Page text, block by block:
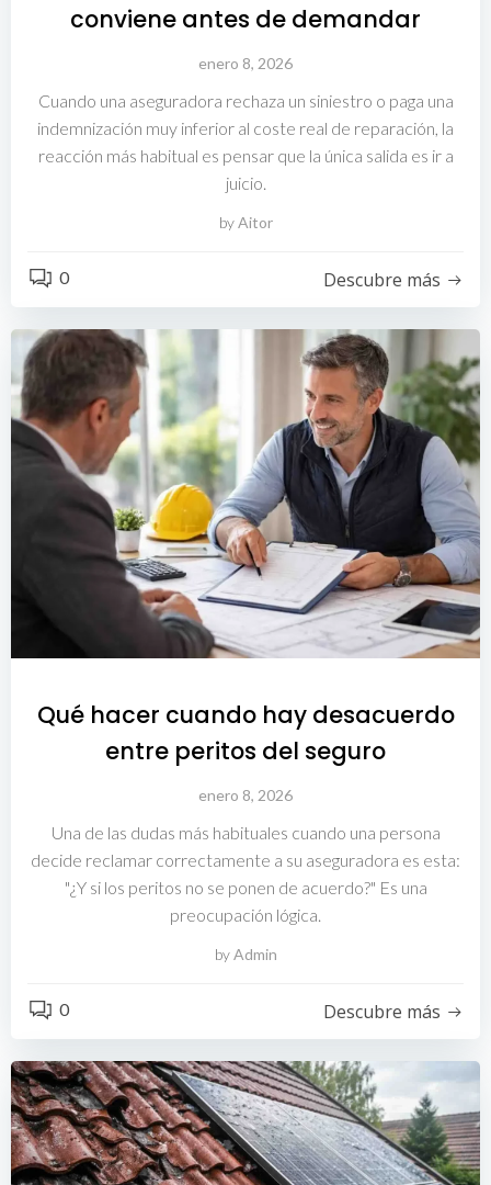
conviene antes de demandar
enero 8, 2026
Cuando una aseguradora rechaza un siniestro o paga una
indemnización muy inferior al coste real de reparación, la
reacción más habitual es pensar que la única salida es ir a
juicio.
byAitor
0 Descubre más
Qué hacer cuando hay desacuerdo
entre peritos del seguro
enero 8, 2026
Una de las dudas más habituales cuando una persona
decide reclamar correctamente a su aseguradora es esta:
"¿Y si los peritos no se ponen de acuerdo?" Es una
preocupación lógica.
byAdmin
0 Descubre más